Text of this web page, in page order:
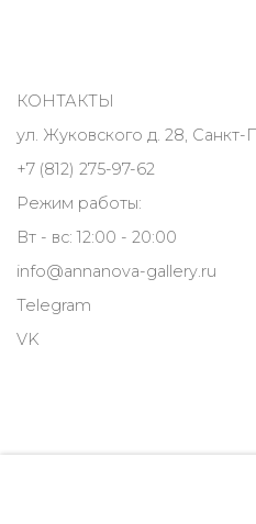
КОНТАКТЫ
ул. Жуковского д. 28, Санкт-
+7 (812) 275-97-62
Режим работы:
Вт - вс: 12:00 - 20:00
info@annanova-gallery.ru
Telegram
VK